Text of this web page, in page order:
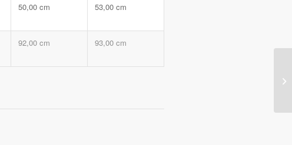
50,00 cm 53,00 cm
92,00 cm 93,00 cm